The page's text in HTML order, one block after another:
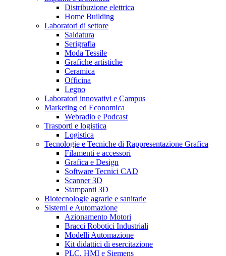
Distribuzione elettrica
Home Building
Laboratori di settore
Saldatura
Serigrafia
Moda Tessile
Grafiche artistiche
Ceramica
Officina
Legno
Laboratori innovativi e Campus
Marketing ed Economica
Webradio e Podcast
Trasporti e logistica
Logistica
Tecnologie e Tecniche di Rappresentazione Grafica
Filamenti e accessori
Grafica e Design
Software Tecnici CAD
Scanner 3D
Stampanti 3D
Biotecnologie agrarie e sanitarie
Sistemi e Automazione
Azionamento Motori
Bracci Robotici Industriali
Modelli Automazione
Kit didattici di esercitazione
PLC, HMI e Siemens